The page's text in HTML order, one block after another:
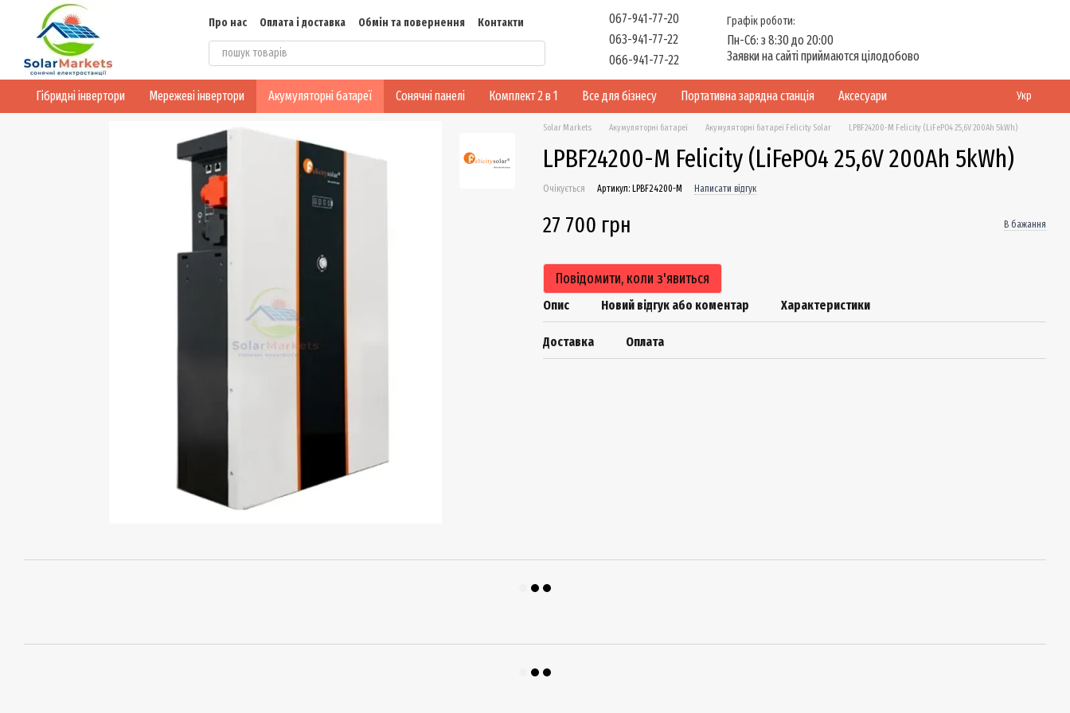
Перейти до основного контенту
Про нас Оплата і доставка Обмін та повернення
Контакти
Блог
Конфіденційність Відгуки
067-941-77-20
063-941-77-22
066-941-77-22
Графік роботи:
Пн-Сб: з 8:30 до 20:00
Заявки на сайті приймаются цілодобово
Гібридні інвертори Мережеві інвертори Акумуляторні батареї Сонячні панелі Комплект 2 в 1 Все для бізнесу Портативна зарядна станція Аксесуари Укр
Solar Markets Акумуляторні батареї Акумуляторні батареї Felicity Solar LPBF24200-M Felicity (LiFePO4 25,6V 200Ah 5kWh)
LPBF24200-M Felicity (LiFePO4 25,6V 200Ah 5kWh)
Очікується Артикул: LPBF24200-M Написати відгук
27 700 грн В бажання
Повідомити, коли з'явиться
Опис Новий відгук або коментар Характеристики
Доставка Оплата